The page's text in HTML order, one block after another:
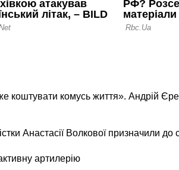
коштувати комусь життя». Андрій
Анастасії Волкової призначили до
артилерію